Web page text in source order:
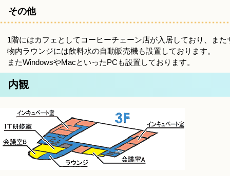
その他
1階にはカフェとしてコーヒーチェーン店が入居しており、ま
物内ラウンジには飲料水の自動販売機も設置しております。
またWindowsやMacといったPCも設置しております。
内観